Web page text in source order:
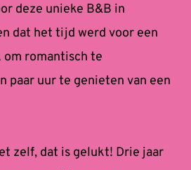
deze unieke B&B in
dat het tijd werd voor een
romantisch te
paar uur te genieten van een
zelf, dat is gelukt! Drie jaar